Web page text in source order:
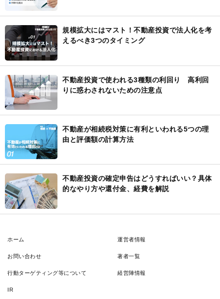
規模拡大にはマスト！不動産投資で法人化を考
えるべき3つのタイミング
不動産投資で使われる3種類の利回り 高利回
りに惑わされないための注意点
不動産が相続税対策に有利といわれる5つの理
由と評価額の計算方法
不動産投資の確定申告はどうすればいい？具体
的なやり方や還付金、経費を解説
ホーム 運営者情報
お問い合わせ 著者一覧
行動ターゲティング等について 経営陣情報
IR